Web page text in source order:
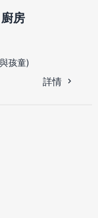
房
孩童)
詳情